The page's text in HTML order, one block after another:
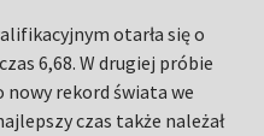
otarła się o
6,68. W drugiej próbie
nowy rekord świata we
czas także należał